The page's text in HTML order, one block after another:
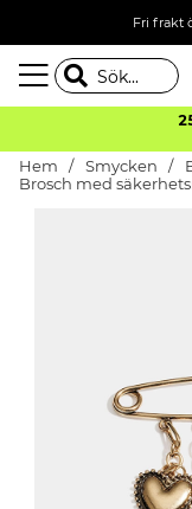
Fri frakt
Hem Smycken
Brosch med